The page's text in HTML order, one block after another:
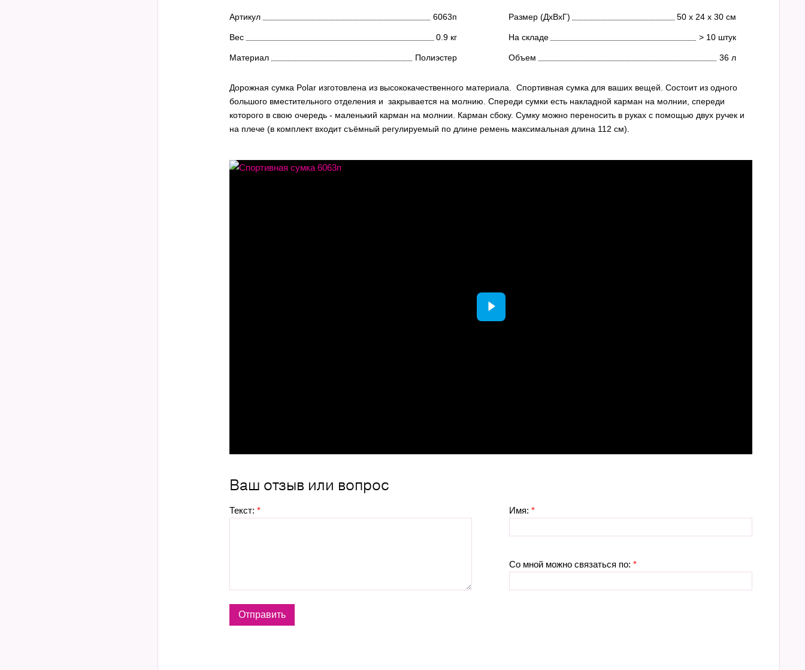
Артикул 6063п Размер (ДхВхГ) 50 х 24 х 30 см
Вес 0.9 кг На складе > 10 штук
Материал Полиэстер Объем 36 л
Дорожная сумка Polar изготовлена из высококачественного материала. Спортивная сумка для ваших вещей. Состоит из одного
большого вместительного отделения и закрывается на молнию. Спереди сумки есть накладной карман на молнии, спереди
которого в свою очередь - маленький карман на молнии. Карман сбоку. Сумку можно переносить в руках с помощью двух ручек и
на плече (в комплект входит съёмный регулируемый по длине ремень максимальная длина 112 см).
Ваш отзыв или вопрос
Текст: * Имя:*
Со мной можно связаться по:*